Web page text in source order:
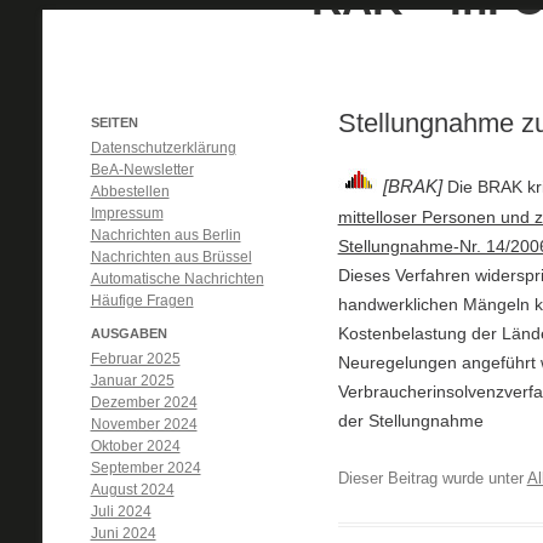
Stellungnahme
[BRAK] Die BRAK
mittelloser Personen und
Stellungnahme-Nr. 14/
Dieses Verfahren
handwerklichen Mängeln
Kostenbelastung der
Neuregelungen angeführt
der Stellungnahme
Dieser Beitrag wurde unter
SEITEN
Datenschutzerklärung
BeA-Newsletter
Abbestellen
Impressum
Nachrichten aus Berlin
Nachrichten aus Brüssel
Automatische Nachrichten
Häufige Fragen
AUSGABEN
Februar 2025
Januar 2025
Dezember 2024
November 2024
Oktober 2024
September 2024
August 2024
Juli 2024
Juni 2024